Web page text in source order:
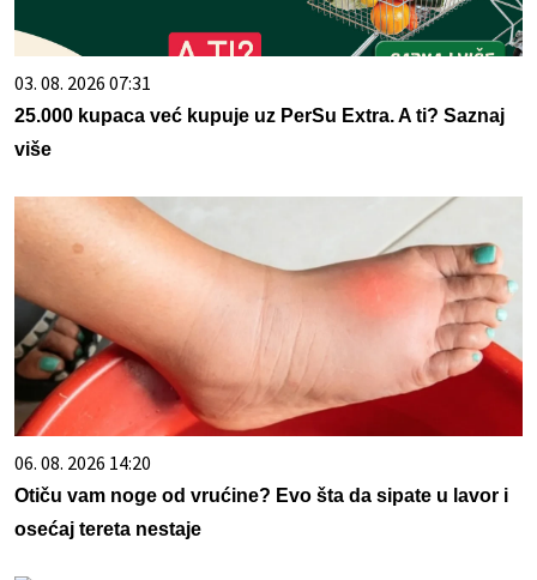
03. 08. 2026 07:31
25.000 kupaca već kupuje uz PerSu Extra. A ti? Saznaj
više
06. 08. 2026 14:20
Otiču vam noge od vrućine? Evo šta da sipate u lavor i
osećaj tereta nestaje